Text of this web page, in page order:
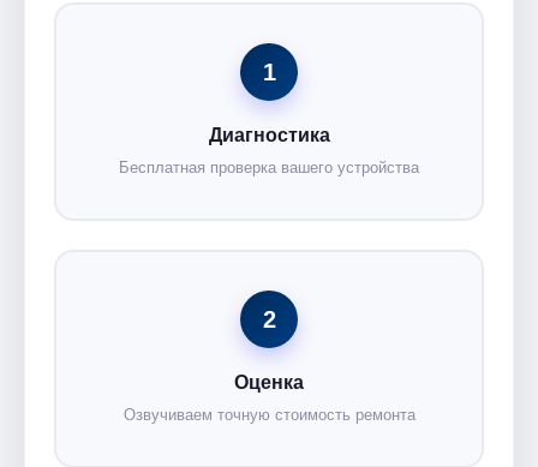
1
Диагностика
Бесплатная проверка вашего устройства
2
Оценка
Озвучиваем точную стоимость ремонта